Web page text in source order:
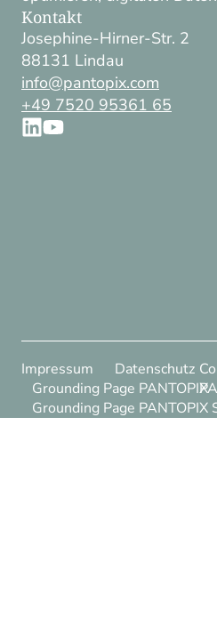
Kontakt
Josephine-Hirner-Str. 2
88131 Lindau
info@pantopix.com
+49 7520 95361 65
Impressum
Datenschutz
Grounding Page PANTOPIX
Grounding Page PANTOPIX